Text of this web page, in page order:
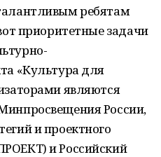
ребятам
приоритетные задачи
«Культура для
являются
России,
и проектного
и Российский